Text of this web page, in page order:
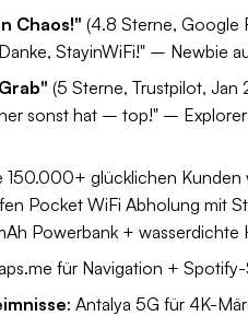
Chaos!" (4.8 Sterne, Google
StayinWiFi!" – Newbie
(5 Sterne, Trustpilot, Jan
sonst hat – top!" –
150.000+ glücklichen
Pocket WiFi Abholung mit
Powerbank + wasserdichte
für Navigation +
: Antalya 5G für 4K-